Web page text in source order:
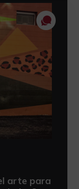
arte para